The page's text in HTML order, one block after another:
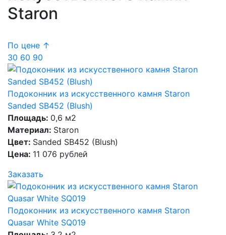
Staron
По цене ↑
30 60 90
Подоконник из искусственного камня Staron
Sanded SB452 (Blush)
Площадь: 0,6 м2
Материал: Staron
Цвет: Sanded SB452 (Blush)
Цена: 11 076 рублей
Заказать
Подоконник из искусственного камня Staron
Quasar White SQ019